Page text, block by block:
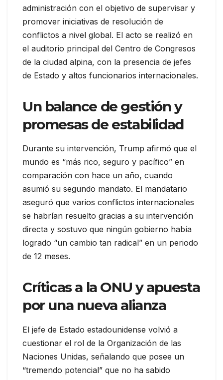
administración con el objetivo de supervisar y
promover iniciativas de resolución de
conflictos a nivel global. El acto se realizó en
el auditorio principal del Centro de Congresos
de la ciudad alpina, con la presencia de jefes
de Estado y altos funcionarios internacionales.
Un balance de gestión y
promesas de estabilidad
Durante su intervención, Trump afirmó que el
mundo es “más rico, seguro y pacífico” en
comparación con hace un año, cuando
asumió su segundo mandato. El mandatario
aseguró que varios conflictos internacionales
se habrían resuelto gracias a su intervención
directa y sostuvo que ningún gobierno había
logrado “un cambio tan radical” en un periodo
de 12 meses.
Críticas a la ONU y apuesta
por una nueva alianza
El jefe de Estado estadounidense volvió a
cuestionar el rol de la Organización de las
Naciones Unidas, señalando que posee un
“tremendo potencial” que no ha sabido